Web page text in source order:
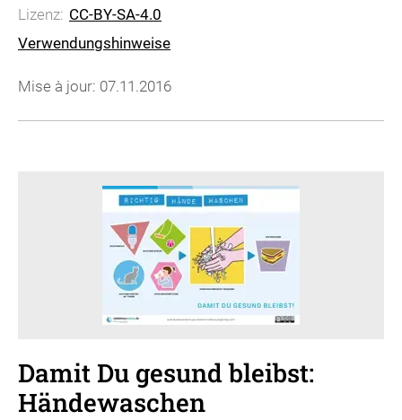
Lizenz: CC-BY-SA-4.0
Verwendungshinweise
Mise à jour: 07.11.2016
Damit Du gesund bleibst:
Händewaschen